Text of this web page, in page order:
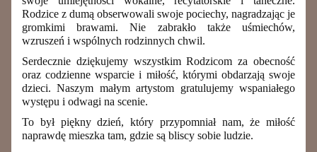
Rodzice z dumą obserwowali swoje pociechy, nagradzając je
gromkimi brawami. Nie zabrakło także uśmiechów,
wzruszeń i wspólnych rodzinnych chwil.
Serdecznie dziękujemy wszystkim Rodzicom za obecność
oraz codzienne wsparcie i miłość, którymi obdarzają swoje
dzieci. Naszym małym artystom gratulujemy wspaniałego
występu i odwagi na scenie.
To był piękny dzień, który przypomniał nam, że miłość
naprawdę mieszka tam, gdzie są bliscy sobie ludzie.